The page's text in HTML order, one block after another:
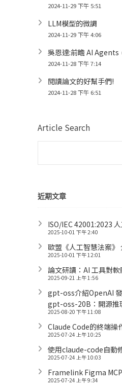
2024-11-29 下午 5:51
LLM模型的微調
2024-11-29 下午 4:06
吳恩達:前瞻 AI Agents
2024-11-28 下午 7:14
閱讀論文的好幫手們!
2024-11-28 下午 6:51
Article Search
近期文章
ISO/IEC 42001:2023
2025-10-01 下午 2:40
歐盟《人工智慧法案》
2025-10-01 下午 12:01
論文研讀：AI 工具對
2025-09-21 上午 1:56
gpt-oss介紹OpenAI
gpt-oss-20B：開源推
2025-08-20 下午 11:08
Claude Code的終端操
2025-07-24 上午 10:25
使用claude-code自動
2025-07-24 上午 10:03
Framelink Figma MCP
2025-07-24 上午 9:34